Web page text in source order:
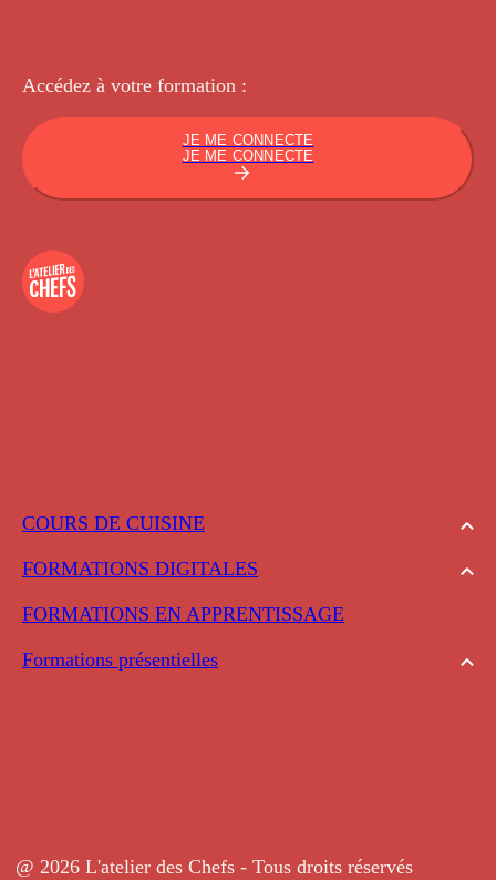
COURS DE CUISINE
FORMATIONS DIGITALES
FORMATIONS EN APPRENTISSAGE
Formations présentielles
Accédez à votre formation :
JE ME CONNECTE
JE ME CONNECTE
@ 2026 L'atelier des Chefs - Tous droits réservés